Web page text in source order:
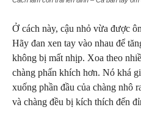
Ở cách này, cậu nhỏ vừa được
Hãy đan xen tay vào nhau để
không bị mất nhịp. Xoa theo
chàng phấn khích hơn. Nó khá
xuống phần đầu của chàng nhô
và chàng đều bị kích thích đến